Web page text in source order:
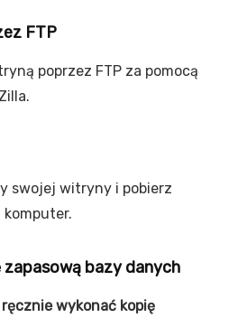
FTP
poprzez FTP za pomocą
swojej witryny i pobierz
zapasową bazy danych
wykonać kopię